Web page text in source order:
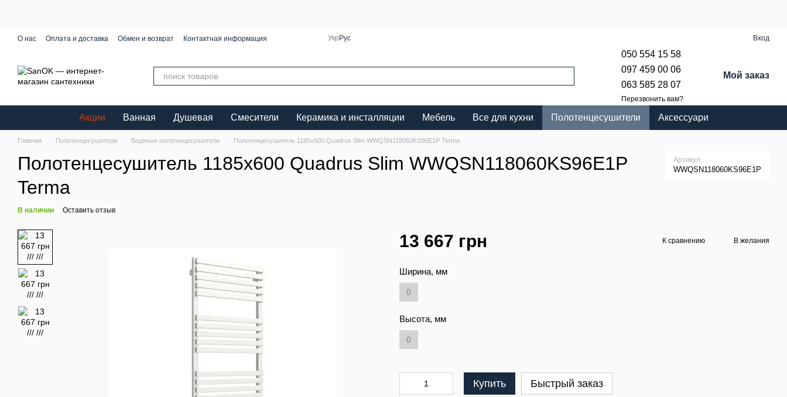
О нас Оплата и доставка Обмен и возврат Контактная информация Укр Рус Вход
050 554 15 58
097 459 00 06
063 585 28 07
Перезвонить вам?
Мой заказ
Акции Ванная Душевая Смесители Керамика и инсталляции Мебель Все для кухни Полотенцесушители Аксессуари
Главная Полотенцесушители Водяные полотенцесушители Полотенцесушитель 1185х600 Quadrus Slim WWQSN118060KS96E1P Terma
Полотенцесушитель 1185х600 Quadrus Slim WWQSN118060KS96E1P
Terma
Артикул
WWQSN118060KS96E1P
В наличии Оставить отзыв
13 667 грн К сравнению В желания
Ширина, мм
0
Высота, мм
0
Купить Быстрый заказ